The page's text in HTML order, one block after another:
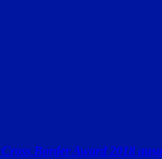
Border Award 2018